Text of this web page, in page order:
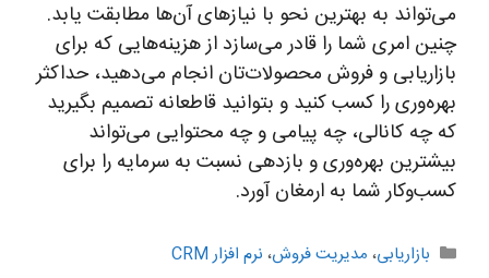
می‌تواند به بهترین نحو با نیازهای آن‌ها مطابقت یابد.
چنین امری شما را قادر می‌سازد از هزینه‌هایی که برای
بازاریابی و فروش محصولات‌تان انجام می‌دهید، حداکثر
بهره‌وری را کسب کنید و بتوانید قاطعانه تصمیم بگیرید
که چه کانالی، چه پیامی و چه محتوایی می‌تواند
بیشترین بهره‌وری و بازدهی نسبت به سرمایه را برای
کسب‌وکار شما به ارمغان آورد.
دسته‌ها
بازاریابی، مدیریت فروش، نرم افزار CRM